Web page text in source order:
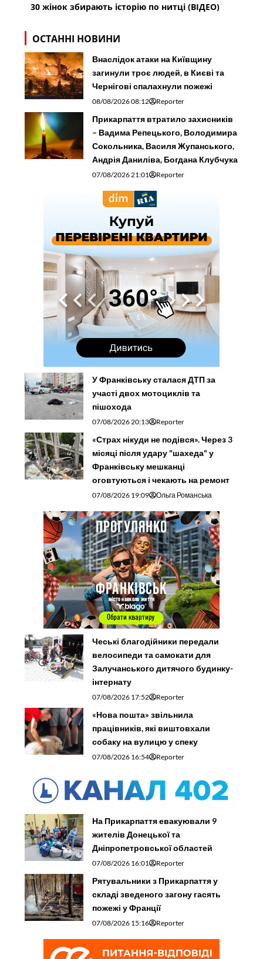
30 жінок збирають історію по нитці (ВІДЕО)
ОСТАННІ НОВИНИ
Внаслідок атаки на Київщину
загинули троє людей, в Києві та
Чернігові спалахнули пожежі
08/08/2026 08:12 Reporter
Прикарпаття втратило захисників
– Вадима Репецького, Володимира
Сокольника, Василя Жупанського,
Андрія Даниліва, Богдана Клубчука
07/08/2026 21:01 Reporter
У Франківську сталася ДТП за
участі двох мотоциклів та
пішохода
07/08/2026 20:13 Reporter
«Страх нікуди не подівся». Через 3
місяці після удару "шахеда" у
Франківську мешканці
оговтуються і чекають на ремонт
07/08/2026 19:09 Ольга Романська
Чеські благодійники передали
велосипеди та самокати для
Залучанського дитячого будинку-
інтернату
07/08/2026 17:52 Reporter
«Нова пошта» звільнила
працівників, які виштовхали
собаку на вулицю у спеку
07/08/2026 16:54 Reporter
На Прикарпаття евакуювали 9
жителів Донецької та
Дніпропетровської областей
07/08/2026 16:01 Reporter
Рятувальники з Прикарпаття у
складі зведеного загону гасять
пожежі у Франції
07/08/2026 15:16 Reporter